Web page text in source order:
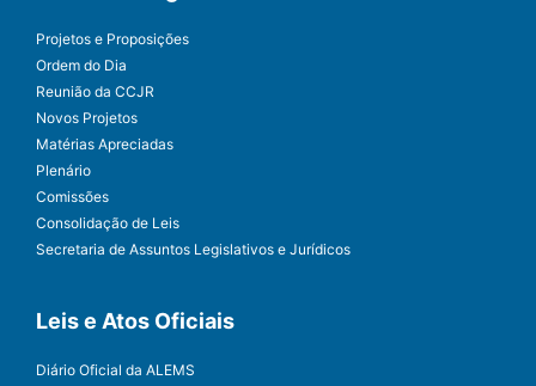
Projetos e Proposições
Ordem do Dia
Reunião da CCJR
Novos Projetos
Matérias Apreciadas
Plenário
Comissões
Consolidação de Leis
Secretaria de Assuntos Legislativos e Jurídicos
Leis e Atos Oficiais
Diário Oficial da ALEMS